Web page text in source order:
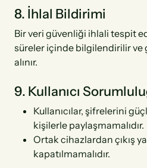
8. İhlal Bildirimi
Bir veri güvenliği ihlali tespit
süreler içinde bilgilendirilir ve
alınır.
9. Kullanıcı
Kullanıcılar, şifrelerini
kişilerle paylaşmamalıdır.
Ortak cihazlardan çıkış
kapatılmamalıdır.